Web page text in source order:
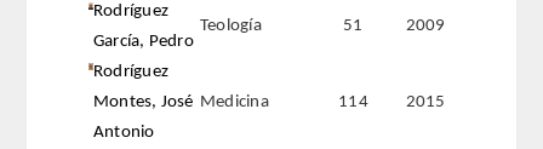
Rodríguez
García, Pedro
Teología 51 2009
Rodríguez
Montes, José
Antonio
Medicina 114 2015